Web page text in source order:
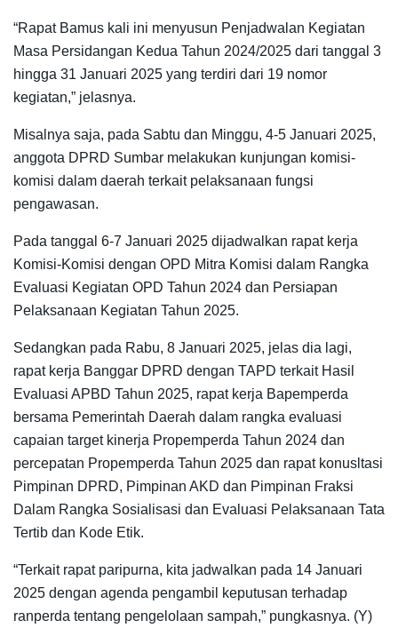
“Rapat Bamus kali ini menyusun Penjadwalan Kegiatan
Masa Persidangan Kedua Tahun 2024/2025 dari tanggal 3
hingga 31 Januari 2025 yang terdiri dari 19 nomor
kegiatan,” jelasnya.
Misalnya saja, pada Sabtu dan Minggu, 4-5 Januari 2025,
anggota DPRD Sumbar melakukan kunjungan komisi-
komisi dalam daerah terkait pelaksanaan fungsi
pengawasan.
Pada tanggal 6-7 Januari 2025 dijadwalkan rapat kerja
Komisi-Komisi dengan OPD Mitra Komisi dalam Rangka
Evaluasi Kegiatan OPD Tahun 2024 dan Persiapan
Pelaksanaan Kegiatan Tahun 2025.
Sedangkan pada Rabu, 8 Januari 2025, jelas dia lagi,
rapat kerja Banggar DPRD dengan TAPD terkait Hasil
Evaluasi APBD Tahun 2025, rapat kerja Bapemperda
bersama Pemerintah Daerah dalam rangka evaluasi
capaian target kinerja Propemperda Tahun 2024 dan
percepatan Propemperda Tahun 2025 dan rapat konusltasi
Pimpinan DPRD, Pimpinan AKD dan Pimpinan Fraksi
Dalam Rangka Sosialisasi dan Evaluasi Pelaksanaan Tata
Tertib dan Kode Etik.
“Terkait rapat paripurna, kita jadwalkan pada 14 Januari
2025 dengan agenda pengambil keputusan terhadap
ranperda tentang pengelolaan sampah,” pungkasnya. (Y)